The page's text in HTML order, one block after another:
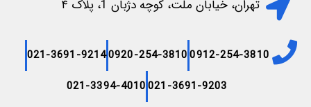
تهران، خیابان ملت، کوچه دژبان 1، پلاک ۴
0912-254-3810
0920-254-3810
021-3691-9214
021-3691-9203
021-3394-4010